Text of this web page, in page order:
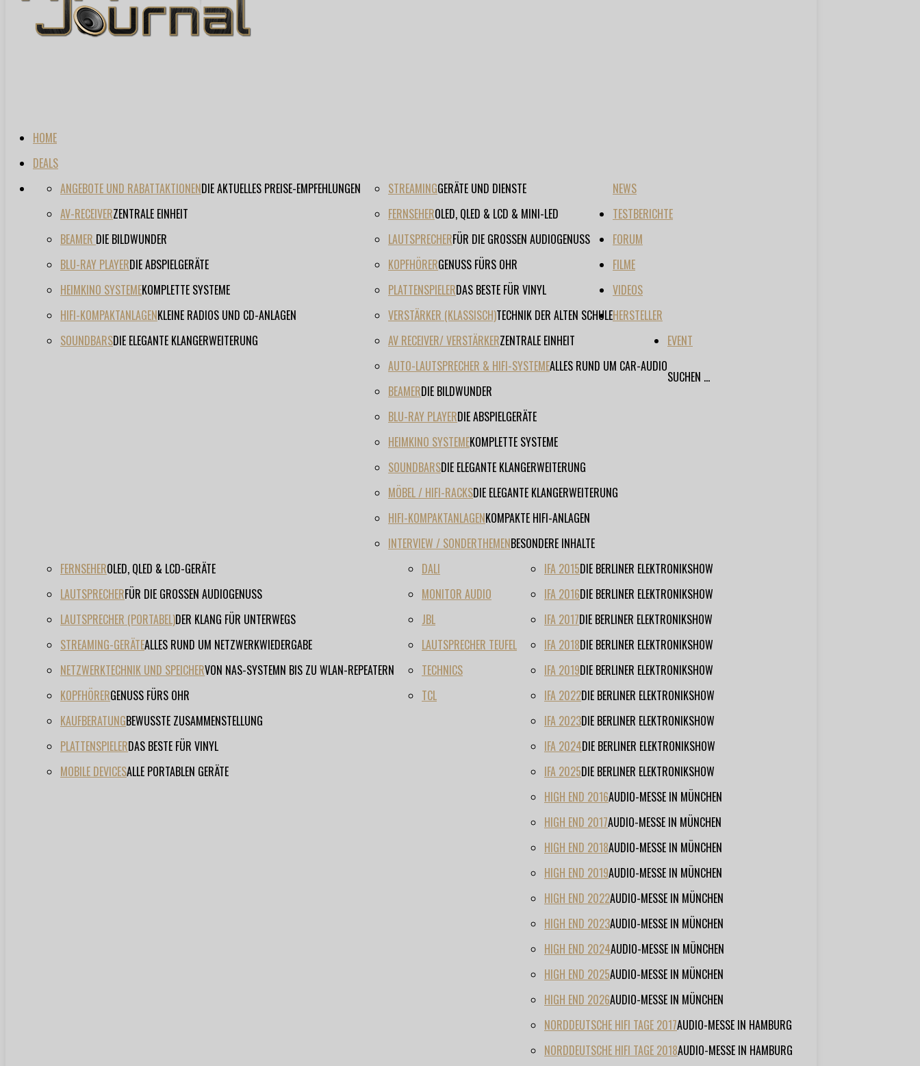
HOME
DEALS
NEWS
ANGEBOTE UND RABATTAKTIONENDIE AKTUELLES PREISE-EMPFEHLUNGEN
AV-RECEIVERZENTRALE EINHEIT
BEAMER DIE BILDWUNDER
BLU-RAY PLAYERDIE ABSPIELGERÄTE
HEIMKINO SYSTEMEKOMPLETTE SYSTEME
HIFI-KOMPAKTANLAGENKLEINE RADIOS UND CD-ANLAGEN
SOUNDBARSDIE ELEGANTE KLANGERWEITERUNG
STREAMINGGERÄTE UND DIENSTE
FERNSEHEROLED, QLED & LCD & MINI-LED
LAUTSPRECHERFÜR DIE GROSSEN AUDIOGENUSS
KOPFHÖRERGENUSS FÜRS OHR
PLATTENSPIELERDAS BESTE FÜR VINYL
VERSTÄRKER (KLASSISCH)TECHNIK DER ALTEN SCHULE
TESTBERICHTE
AV RECEIVER/ VERSTÄRKERZENTRALE EINHEIT
AUTO-LAUTSPRECHER & HIFI-SYSTEMEALLES RUND UM CAR-AUDIO
BEAMERDIE BILDWUNDER
BLU-RAY PLAYERDIE ABSPIELGERÄTE
HEIMKINO SYSTEMEKOMPLETTE SYSTEME
SOUNDBARSDIE ELEGANTE KLANGERWEITERUNG
MÖBEL / HIFI-RACKSDIE ELEGANTE KLANGERWEITERUNG
HIFI-KOMPAKTANLAGENKOMPAKTE HIFI-ANLAGEN
INTERVIEW / SONDERTHEMENBESONDERE INHALTE
FERNSEHEROLED, QLED & LCD-GERÄTE
LAUTSPRECHERFÜR DIE GROSSEN AUDIOGENUSS
LAUTSPRECHER (PORTABEL)DER KLANG FÜR UNTERWEGS
STREAMING-GERÄTEALLES RUND UM NETZWERKWIEDERGABE
NETZWERKTECHNIK UND SPEICHERVON NAS-SYSTEMN BIS ZU WLAN-REPEATERN
KOPFHÖRERGENUSS FÜRS OHR
KAUFBERATUNGBEWUSSTE ZUSAMMENSTELLUNG
PLATTENSPIELERDAS BESTE FÜR VINYL
MOBILE DEVICESALLE PORTABLEN GERÄTE
FORUM
FILME
VIDEOS
HERSTELLER
DALI
MONITOR AUDIO
JBL
LAUTSPRECHER TEUFEL
TECHNICS
TCL
EVENT
IFA 2015DIE BERLINER ELEKTRONIKSHOW
IFA 2016DIE BERLINER ELEKTRONIKSHOW
IFA 2017DIE BERLINER ELEKTRONIKSHOW
IFA 2018DIE BERLINER ELEKTRONIKSHOW
IFA 2019DIE BERLINER ELEKTRONIKSHOW
IFA 2022DIE BERLINER ELEKTRONIKSHOW
IFA 2023DIE BERLINER ELEKTRONIKSHOW
IFA 2024DIE BERLINER ELEKTRONIKSHOW
IFA 2025DIE BERLINER ELEKTRONIKSHOW
HIGH END 2016AUDIO-MESSE IN MÜNCHEN
HIGH END 2017AUDIO-MESSE IN MÜNCHEN
HIGH END 2018AUDIO-MESSE IN MÜNCHEN
HIGH END 2019AUDIO-MESSE IN MÜNCHEN
HIGH END 2022AUDIO-MESSE IN MÜNCHEN
HIGH END 2023AUDIO-MESSE IN MÜNCHEN
HIGH END 2024AUDIO-MESSE IN MÜNCHEN
HIGH END 2025AUDIO-MESSE IN MÜNCHEN
HIGH END 2026AUDIO-MESSE IN MÜNCHEN
NORDDEUTSCHE HIFI TAGE 2017AUDIO-MESSE IN HAMBURG
NORDDEUTSCHE HIFI TAGE 2018AUDIO-MESSE IN HAMBURG
SUCHEN ...